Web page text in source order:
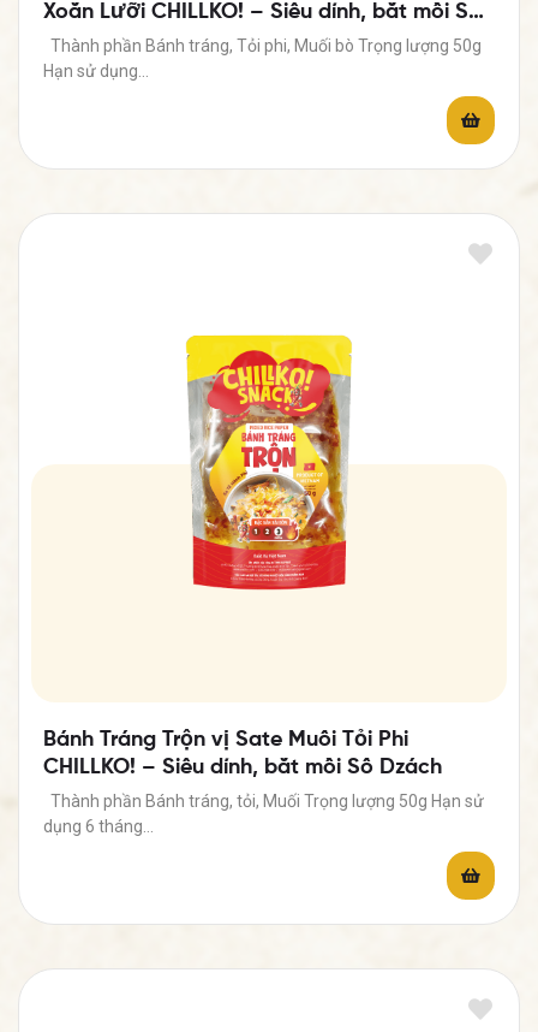
Xoắn Lưỡi CHILLKO! – Siêu dính, bắt mồi Số
Dzách
Thành phần Bánh tráng, Tỏi phi, Muối bò Trọng lượng 50g
Hạn sử dụng…
Bánh Tráng Trộn vị Sate Muối Tỏi Phi
CHILLKO! – Siêu dính, bắt mồi Số Dzách
Thành phần Bánh tráng, tỏi, Muối Trọng lượng 50g Hạn sử
dụng 6 tháng…